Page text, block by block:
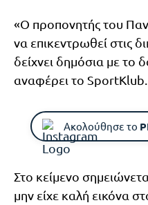
«Ο προπονητής του
να επικεντρωθεί στις
δείχνει δημόσια με το
αναφέρει το SportKlub.
Ακολούθησε το
Στο κείμενο
μην είχε καλή εικόνα